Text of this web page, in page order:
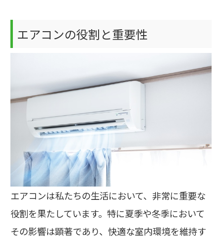
エアコンの役割と重要性
エアコンは私たちの生活において、非常に重要な
役割を果たしています。特に夏季や冬季において
その影響は顕著であり、快適な室内環境を維持す